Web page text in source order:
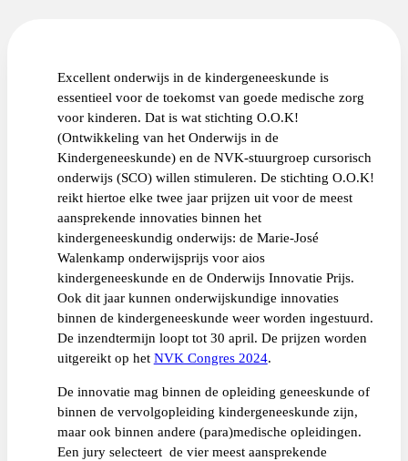
Excellent onderwijs in de kindergeneeskunde is
essentieel voor de toekomst van goede medische zorg
voor kinderen. Dat is wat stichting O.O.K!
(Ontwikkeling van het Onderwijs in de
Kindergeneeskunde) en de NVK-stuurgroep cursorisch
onderwijs (SCO) willen stimuleren. De stichting O.O.K!
reikt hiertoe elke twee jaar prijzen uit voor de meest
aansprekende innovaties binnen het
kindergeneeskundig onderwijs: de Marie-José
Walenkamp onderwijsprijs voor aios
kindergeneeskunde en de Onderwijs Innovatie Prijs.
Ook dit jaar kunnen onderwijskundige innovaties
binnen de kindergeneeskunde weer worden ingestuurd.
De inzendtermijn loopt tot 30 april. De prijzen worden
uitgereikt op het NVK Congres 2024.
De innovatie mag binnen de opleiding geneeskunde of
binnen de vervolgopleiding kindergeneeskunde zijn,
maar ook binnen andere (para)medische opleidingen.
Een jury selecteert de vier meest aansprekende